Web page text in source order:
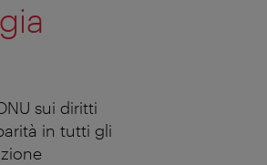
sui diritti
in tutti gli